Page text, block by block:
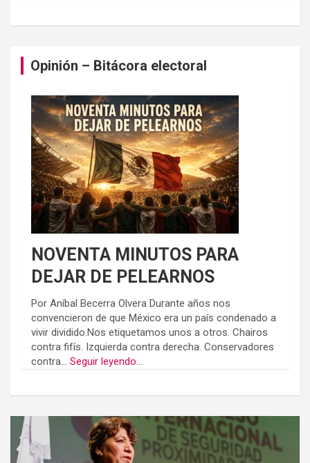
Opinión – Bitácora electoral
NOVENTA MINUTOS PARA
DEJAR DE PELEARNOS
Por Aníbal Becerra Olvera Durante años nos
convencieron de que México era un país condenado a
vivir dividido.Nos etiquetamos unos a otros. Chairos
contra fifís. Izquierda contra derecha. Conservadores
contra... Seguir leyendo...